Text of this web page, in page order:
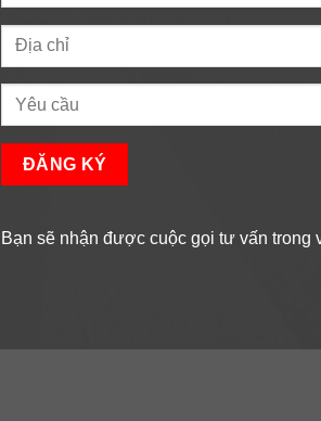
Bạn sẽ nhận được cuộc gọi tư vấn trong